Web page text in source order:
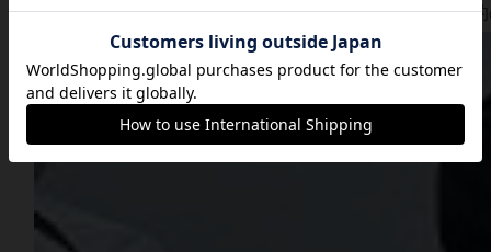
こちらの企画ではネットワークビジネス・宗教の勧誘目